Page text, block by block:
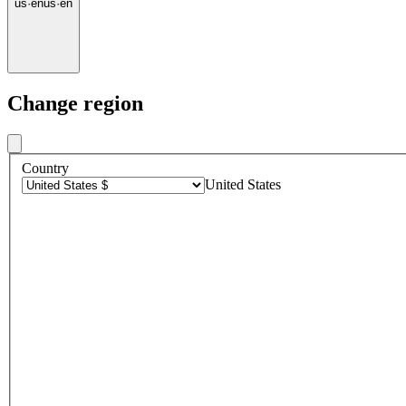
us·enus·en
Change region
Country
United States